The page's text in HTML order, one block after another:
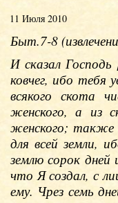
11 Июля 2010
Быт.7-8
И сказал
ковчег, ибо тебя
всякого скота
женского, а из
женского; также
для всей земли,
землю сорок дней
что Я создал, с
ему. Чрез семь